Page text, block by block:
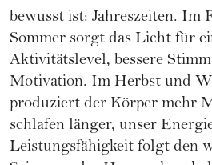
bewusst ist: Jahreszeiten. Im
Sommer sorgt das Licht für
Aktivitätslevel, bessere
Motivation. Im Herbst und
produziert der Körper mehr
schlafen länger, unser
Leistungsfähigkeit folgt den